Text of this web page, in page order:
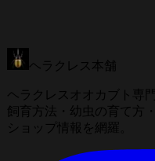
ヘラクレス本舗
ヘラクレスオオカブト専
飼育方法・幼虫の育て方
ショップ情報を網羅。